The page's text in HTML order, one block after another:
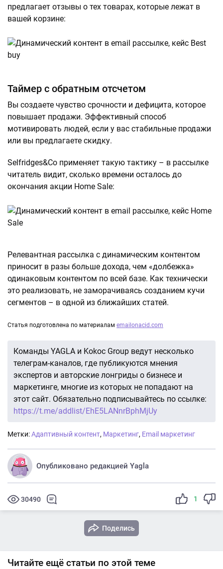
предлагает отзывы о тех товарах, которые лежат в
вашей корзине:
Таймер с обратным отсчетом
Вы создаете чувство срочности и дефицита, которое
повышает продажи. Эффективный способ
мотивировать людей, если у вас стабильные продажи
или вы предлагаете скидку.
Selfridges&Co применяет такую тактику – в рассылке
читатель видит, сколько времени осталось до
окончания акции Home Sale:
Релевантная рассылка с динамическим контентом
приносит в разы больше дохода, чем «долбежка»
одинаковым контентом по всей базе. Как технически
это реализовать, не заморачиваясь созданием кучи
сегментов – в одной из ближайших статей.
Статья подготовлена по материалам emailonacid.com
Команды YAGLA и Kokoc Group ведут несколько
телеграм-каналов, где публикуются мнения
экспертов и авторские лонгриды о бизнесе и
маркетинге, многие из которых не попадают на
этот сайт. Обязательно подписывайтесь по ссылке:
https://t.me/addlist/EhE5LANnrBphMjUy
Метки:Адаптивный контент, Маркетинг, Email маркетинг
Опубликовано редакцией Yagla
30490 1
Поделись
Читайте ещё статьи по этой теме